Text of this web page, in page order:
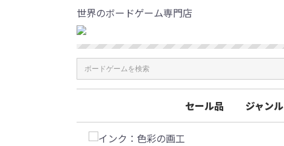
世界のボードゲーム専門店
セール品 ジャンル